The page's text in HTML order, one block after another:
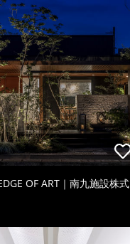
OF ART｜南九施設株式